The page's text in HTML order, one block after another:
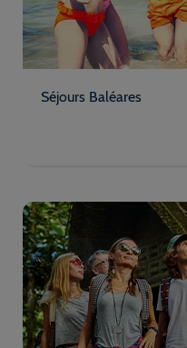
Séjours Baléares